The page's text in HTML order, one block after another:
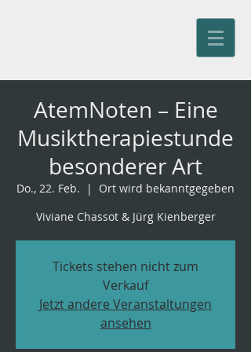
AtemNoten – Eine
Musiktherapiestunde
besonderer Art
Do., 22. Feb.
  |
Ort wird bekanntgegeben
Viviane Chassot & Jürg Kienberger
Tickets stehen nicht zum
Verkauf
Jetzt andere Veranstaltungen
ansehen